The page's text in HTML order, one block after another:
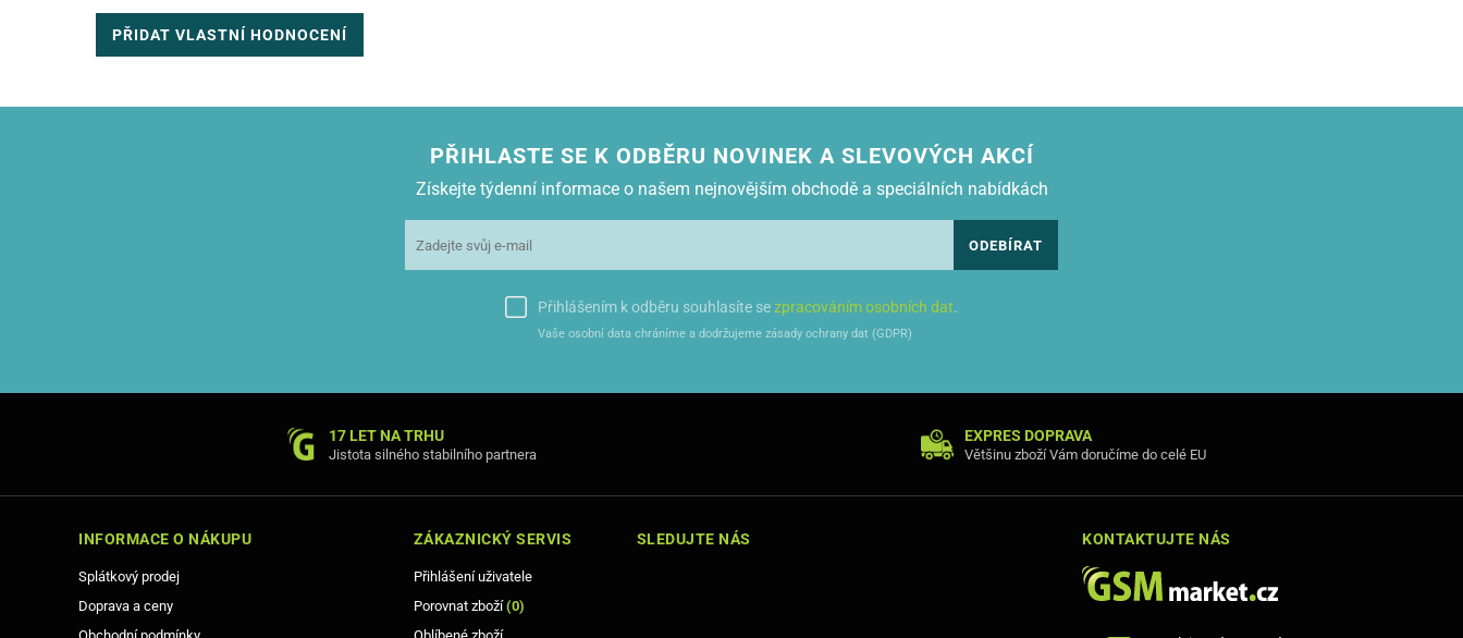
PŘIDAT VLASTNÍ HODNOCENÍ
PŘIHLASTE SE K ODBĚRU NOVINEK A SLEVOVÝCH AKCÍ
Získejte týdenní informace o našem nejnovějším obchodě a speciálních nabídkách
ODEBÍRAT
Přihlášením k odběru souhlasíte sezpracováním osobních dat.
Vaše osobní data chráníme a dodržujeme zásady ochrany dat (GDPR)
17 LET NA TRHU
Jistota silného stabilního partnera
EXPRES DOPRAVA
Většinu zboží Vám doručíme do celé EU
INFORMACE O NÁKUPU
Splátkový prodej
Doprava a ceny
ZÁKAZNICKÝ SERVIS
Přihlášení uživatele
Porovnat zboží(0)
SLEDUJTE NÁS KONTAKTUJTE NÁS